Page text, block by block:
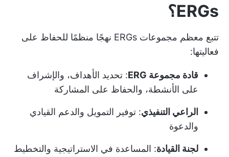
ERGs؟
تتبع معظم مجموعات ERGs نهجًا منظمًا للحفاظ على
فعاليتها:
قادة مجموعة ERG
: تحديد الأهداف، والإشراف
على الأنشطة، والحفاظ على المشاركة
الراعي التنفيذي: توفير التمويل والدعم القيادي
والدعوة
لجنة القيادة: المساعدة في الاستراتيجية والتخطيط